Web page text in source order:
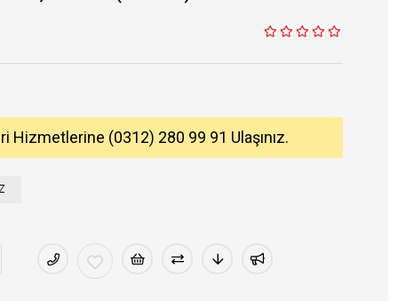
Hizmetlerine (0312) 280 99 91 Ulaşınız.